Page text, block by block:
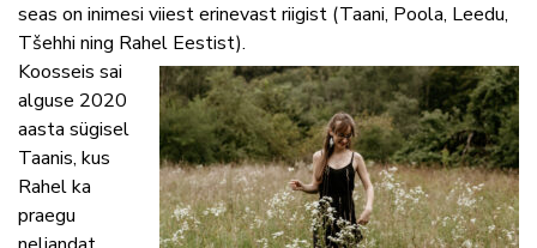
seas on inimesi viiest erinevast riigist (Taani, Poola, Leedu,
Tšehhi ning Rahel Eestist).
Koosseis sai
alguse 2020
aasta sügisel
Taanis, kus
Rahel ka
praegu